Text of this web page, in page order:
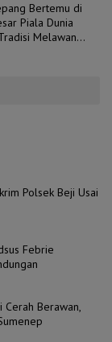
Bertemu di
Piala Dunia
Melawan
Polsek Beji Usai
Febrie
Cerah Berawan,